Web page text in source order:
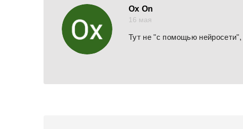
Ox On
16 мая
Тут не "с помощью